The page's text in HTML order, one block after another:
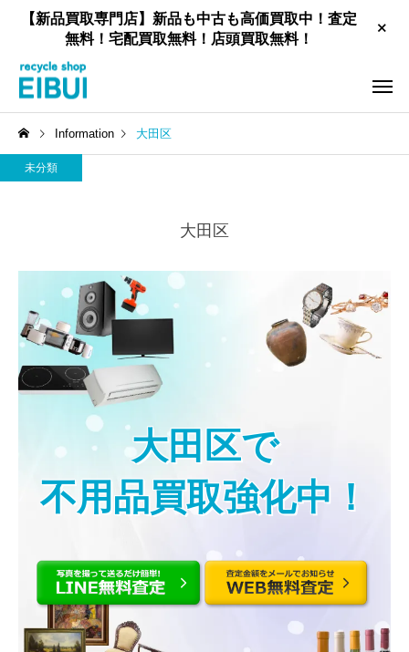
【新品買取専門店】新品も中古も高価買取中！査定
無料！宅配買取無料！店頭買取無料！
工具買取
家具買取
Information 大田区
未分類
大田区
大田区で
不用品買取強化中！